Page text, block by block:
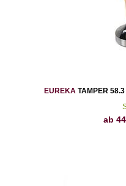
EUREKATAMPER 58.3
ab